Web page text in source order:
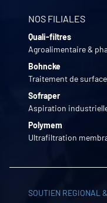
NOS FILIALES
Quali-filtres
Agroalimentaire &
Bohncke
Traitement de
Sofraper
Aspiration
Polymem
Ultrafiltration
SOUTIEN REGIONAL